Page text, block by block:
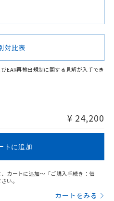
Cd Cr(VI)
可能性があります。
の規格認証/適合状況ページへ
のページからご検索ください
対比表
EAR再輸出規制に関する見解が入手でき
¥ 24,200
トに追加
カートに追加～「ご購入手続き：価
い。
カートをみる